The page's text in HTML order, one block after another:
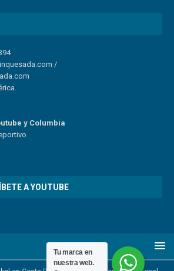
/
y Columbia
A YOUTUBE
Tu marca en
nuestra web.